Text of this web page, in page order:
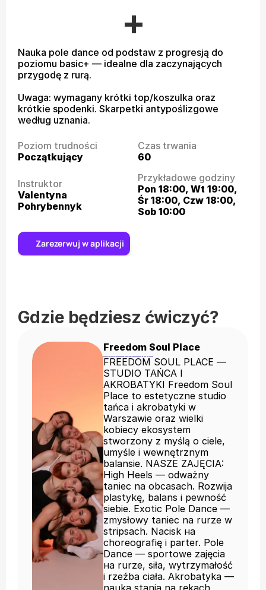
+
Nauka pole dance od podstaw z progresją do
poziomu basic+ — idealne dla zaczynających
przygodę z rurą.
Uwaga: wymagany krótki top/koszulka oraz
krótkie spodenki. Skarpetki antypoślizgowe
według uznania.
Poziom trudności
Początkujący
Czas trwania
60
Instruktor
Valentyna
Pohrybennyk
Przykładowe godziny
Pon 18:00, Wt 19:00,
Śr 18:00, Czw 18:00,
Sob 10:00
Zarezerwuj w aplikacji
Gdzie będziesz ćwiczyć?
Freedom Soul Place
FREEDOM SOUL PLACE —
STUDIO TAŃCA I
AKROBATYKI Freedom Soul
Place to estetyczne studio
tańca i akrobatyki w
Warszawie oraz wielki
kobiecy ekosystem
stworzony z myślą o ciele,
umyśle i wewnętrznym
balansie. NASZE ZAJĘCIA:
High Heels — odważny
taniec na obcasach. Rozwija
plastykę, balans i pewność
siebie. Exotic Pole Dance —
zmysłowy taniec na rurze w
stripsach. Nacisk на
choreografię i parter. Pole
Dance — sportowe zajęcia
на rurze, siła, wytrzymałość
i rzeźba ciała. Akrobatyka —
nauka stania na rękach,